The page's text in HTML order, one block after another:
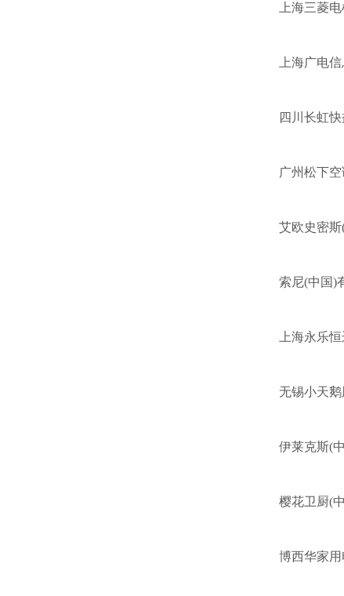
上海三菱
上海广电
四川长虹
广州松下空
艾欧史密斯
索尼(中国)
上海永乐
无锡小天鹅
伊莱克斯(
樱花卫厨(
博西华家用